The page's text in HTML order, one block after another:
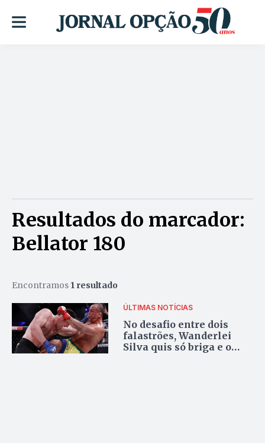
Resultados do marcador:
Bellator 180
Encontramos 1 resultado
ÚLTIMAS NOTÍCIAS
No desafio entre dois
falastrões, Wanderlei
Silva quis só briga e o